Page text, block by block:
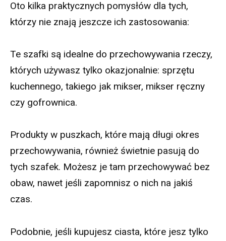
Oto kilka praktycznych pomysłów dla tych,
którzy nie znają jeszcze ich zastosowania:
Te szafki są idealne do przechowywania rzeczy,
których używasz tylko okazjonalnie: sprzętu
kuchennego, takiego jak mikser, mikser ręczny
czy gofrownica.
Produkty w puszkach, które mają długi okres
przechowywania, również świetnie pasują do
tych szafek. Możesz je tam przechowywać bez
obaw, nawet jeśli zapomnisz o nich na jakiś
czas.
Podobnie, jeśli kupujesz ciasta, które jesz tylko